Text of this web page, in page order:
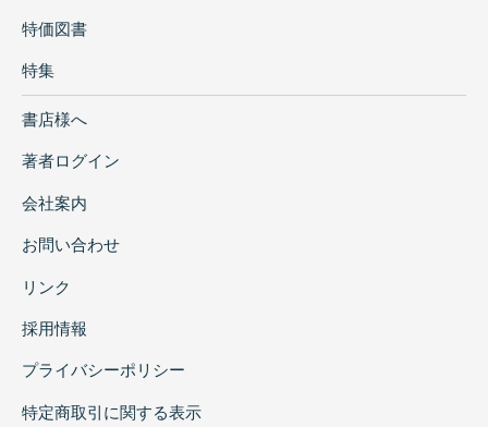
特価図書
特集
書店様へ
著者ログイン
会社案内
お問い合わせ
リンク
採用情報
プライバシーポリシー
特定商取引に関する表示